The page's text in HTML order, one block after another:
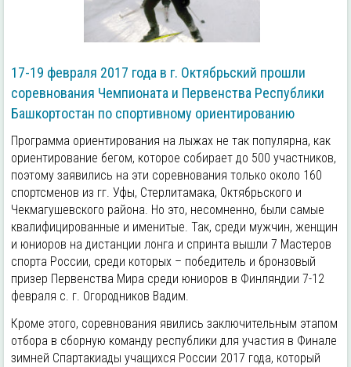
17-19 февраля 2017 года в г. Октябрьский прошли
соревнования Чемпионата и Первенства Республики
Башкортостан по спортивному ориентированию
Программа ориентирования на лыжах не так популярна, как
ориентирование бегом, которое собирает до 500 участников,
поэтому заявились на эти соревнования только около 160
спортсменов из гг. Уфы, Стерлитамака, Октябрьского и
Чекмагушевского района. Но это, несомненно, были самые
квалифицированные и именитые. Так, среди мужчин, женщин
и юниоров на дистанции лонга и спринта вышли 7 Мастеров
спорта России, среди которых – победитель и бронзовый
призер Первенства Мира среди юниоров в Финляндии 7-12
февраля с. г. Огородников Вадим.
Кроме этого, соревнования явились заключительным этапом
отбора в сборную команду республики для участия в Финале
зимней Спартакиады учащихся России 2017 года, который